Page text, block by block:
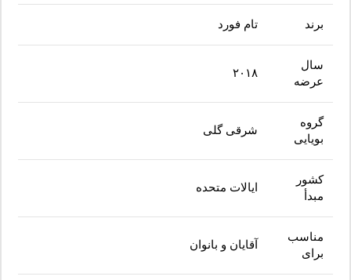
برند تام فورد
سال
عرضه
۲۰۱۸
گروه
بویایی
شرقی گلی
کشور
مبدأ
ایالات متحده
مناسب
برای
آقایان و بانوان